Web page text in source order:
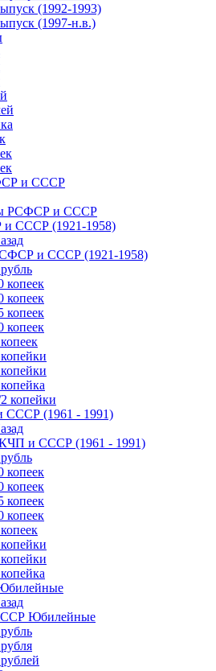
(1992-1993)
(1997-н.в.)
и СССР
РСФСР и СССР
СССР (1921-1958)
и СССР (1921-1958)
копеек
копеек
копеек
копеек
копейки
(1961 - 1991)
и СССР (1961 - 1991)
копеек
копеек
копеек
копеек
Юбилейные